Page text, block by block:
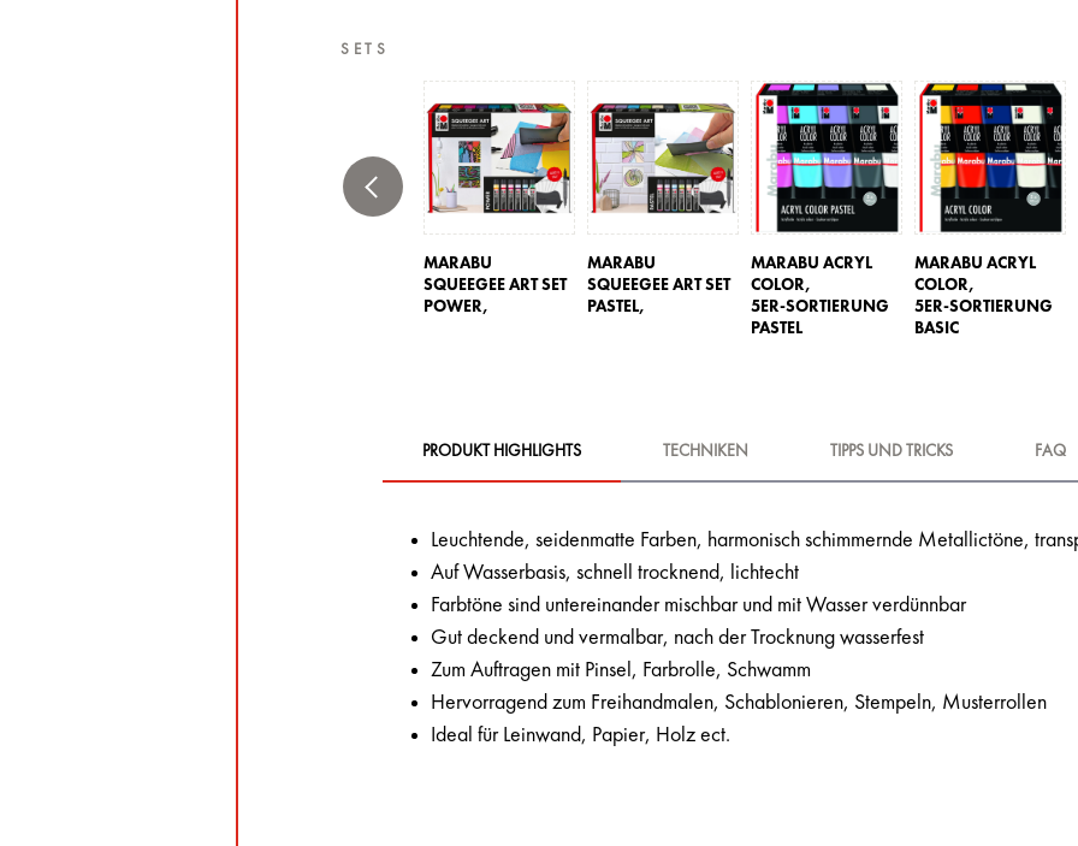
SETS
MARABU
SQUEEGEE ART SET
POWER,
MARABU
SQUEEGEE ART SET
PASTEL,
MARABU ACRYL
COLOR,
5ER-SORTIERUNG
PASTEL
MARABU ACRYL
COLOR,
5ER-SORTIERUNG
BASIC
PRODUKT HIGHLIGHTS TECHNIKEN TIPPS UND TRICKS FAQ
Leuchtende, seidenmatte Farben, harmonisch schimmernde Metallictöne,
Auf Wasserbasis, schnell trocknend, lichtecht
Farbtöne sind untereinander mischbar und mit Wasser verdünnbar
Gut deckend und vermalbar, nach der Trocknung wasserfest
Zum Auftragen mit Pinsel, Farbrolle, Schwamm
Hervorragend zum Freihandmalen, Schablonieren, Stempeln, Musterrollen
Ideal für Leinwand, Papier, Holz ect.